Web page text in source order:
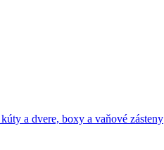
a dvere, boxy a vaňové zásteny